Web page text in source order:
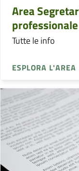
Area
professionale
Tutte le info
ESPLORA L'AREA